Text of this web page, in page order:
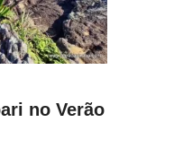
no Verão